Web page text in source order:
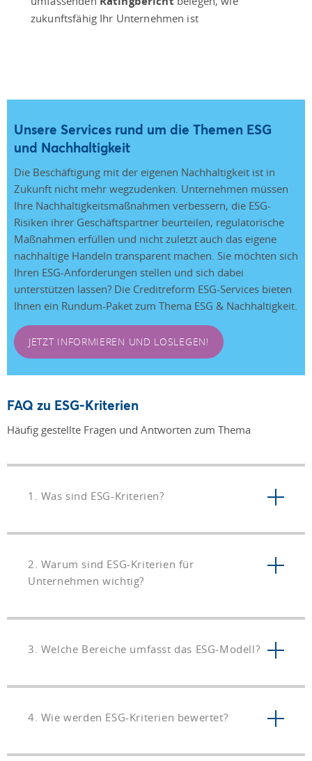
zukunftsfähig Ihr Unternehmen ist
Unsere Services rund um die Themen ESG
und Nachhaltigkeit
Die Beschäftigung mit der eigenen Nachhaltigkeit ist in
Zukunft nicht mehr wegzudenken. Unternehmen müssen
Ihre Nachhaltigkeitsmaßnahmen verbessern, die ESG-
Risiken ihrer Geschäftspartner beurteilen, regulatorische
Maßnahmen erfüllen und nicht zuletzt auch das eigene
nachhaltige Handeln transparent machen. Sie möchten sich
Ihren ESG-Anforderungen stellen und sich dabei
unterstützen lassen? Die Creditreform ESG-Services bieten
Ihnen ein Rundum-Paket zum Thema ESG & Nachhaltigkeit.
JETZT INFORMIEREN UND LOSLEGEN!
FAQ zu ESG-Kriterien
Häufig gestellte Fragen und Antworten zum Thema
1. Was sind ESG-Kriterien?
2. Warum sind ESG-Kriterien für
Unternehmen wichtig?
3. Welche Bereiche umfasst das ESG-Modell?
4. Wie werden ESG-Kriterien bewertet?